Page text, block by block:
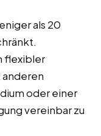
als 20
flexibler
oder einer
vereinbar zu